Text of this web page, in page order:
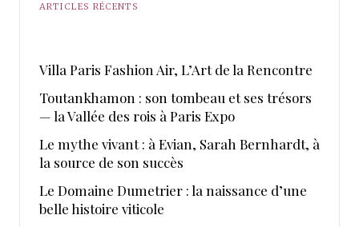
ARTICLES RÉCENTS
​Villa Paris Fashion Air, ​L’Art de la Rencontre
Toutankhamon : son tombeau et ses trésors
— la Vallée des rois à Paris Expo
Le mythe vivant : à Evian, Sarah Bernhardt, à
la source de son succès
Le Domaine Dumetrier : la naissance d’une
belle histoire viticole